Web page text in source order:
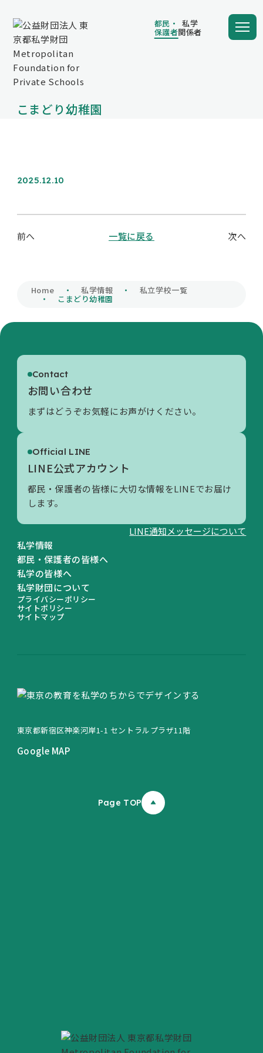
都民・
保護者
私学
関係者
都民・
保護者
学費を借りる
活動内容/各種資料
こまどり幼稚園
2025.12.10
前へ 一覧に戻る 次へ
Home 私学情報 私立学校一覧
こまどり幼稚園
東京都新宿区神楽河岸1-1 セントラルプラザ11階
Google MAP
Page TOP
私学情報
都民・保護者の皆様へ
私学の皆様へ
私学財団について
プライバシーポリシー
サイトポリシー
サイトマップ
Contact
お問い合わせ
まずはどうぞお気軽にお声がけください。
Official LINE
LINE公式アカウント
都民・保護者の皆様に大切な情報をLINEでお届け
します。
LINE通知メッセージについて